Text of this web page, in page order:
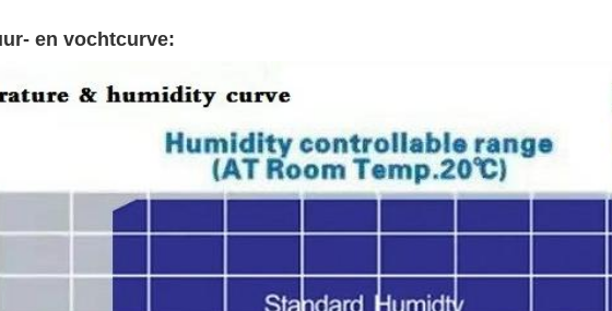
en vochtcurve: